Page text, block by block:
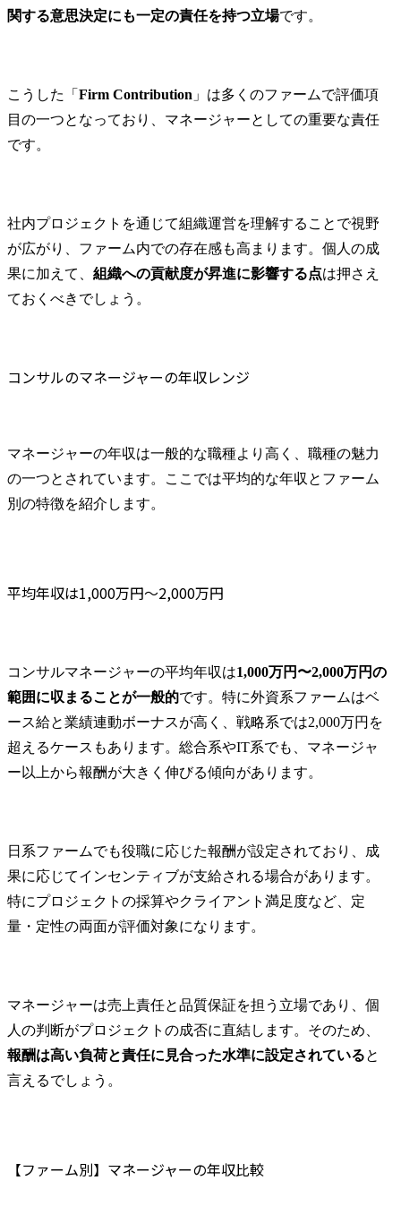
関する意思決定にも一定の責任を持つ立場です。
こうした「 Firm Contribution 」は多くのファームで評価項
目の一つとなっており、マネージャーとしての重要な責任
です。
社内プロジェクトを通じて組織運営を理解することで視野
が広がり、ファーム内での存在感も高まります。個人の成
果に加えて、 組織への貢献度が昇進に影響する点は押さえ
ておくべきでしょう。
コンサルのマネージャーの年収レンジ
マネージャーの年収は一般的な職種より高く、職種の魅力
の一つとされています。ここでは平均的な年収とファーム
別の特徴を紹介します。
平均年収は1,000万円〜2,000万円
コンサルマネージャーの平均年収は1,000万円〜2,000万円の
範囲に収まることが一般的です。特に外資系ファームはベ
ース給と業績連動ボーナスが高く、戦略系では2,000万円を
超えるケースもあります。総合系やIT系でも、マネージャ
ー以上から報酬が大きく伸びる傾向があります。
日系ファームでも役職に応じた報酬が設定されており、成
果に応じてインセンティブが支給される場合があります。
特にプロジェクトの採算やクライアント満足度など、定
量・定性の両面が評価対象になります。
マネージャーは売上責任と品質保証を担う立場であり、個
人の判断がプロジェクトの成否に直結します。そのため、
報酬は高い負荷と責任に見合った水準に設定されていると
言えるでしょう。
【ファーム別】マネージャーの年収比較